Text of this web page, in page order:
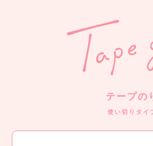
テープの
使い切りタイ